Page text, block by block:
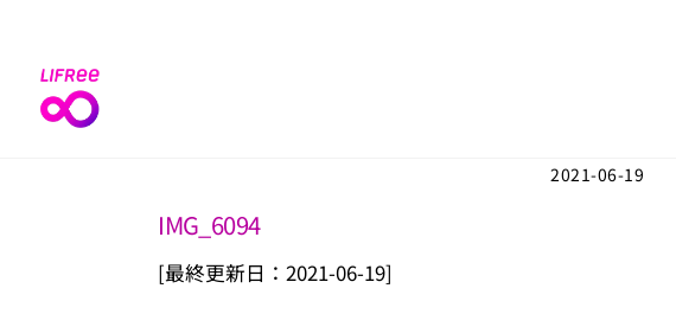
content
2021-06-19
IMG_6094
[最終更新日：2021-06-19]